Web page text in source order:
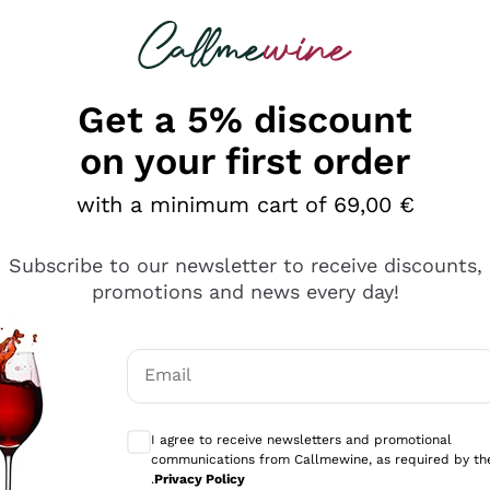
looking for
è male ma secondo me ci sono alternative che
Get a 5% discount
on your first order
with a minimum cart of 69,00 €
Subscribe to our newsletter to receive discounts,
promotions and news every day!
Email
I agree to receive newsletters and promotional
communications from Callmewine, as required by
.Privacy Policy